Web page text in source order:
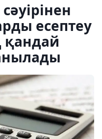
есептеу
қандай